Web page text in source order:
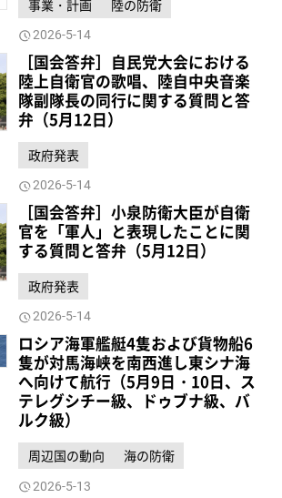
事業・計画 陸の防衛
2026-5-14
［国会答弁］自民党大会における
陸上自衛官の歌唱、陸自中央音楽
隊副隊長の同行に関する質問と答
弁（5月12日）
政府発表
2026-5-14
［国会答弁］小泉防衛大臣が自衛
官を「軍人」と表現したことに関
する質問と答弁（5月12日）
政府発表
2026-5-14
ロシア海軍艦艇4隻および貨物船6
隻が対馬海峡を南西進し東シナ海
へ向けて航行（5月9日・10日、ス
テレグシチー級、ドゥブナ級、バ
ルク級）
周辺国の動向 海の防衛
2026-5-13